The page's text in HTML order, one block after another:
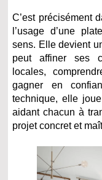
C’est précisément
l’usage d’une
sens. Elle devient
peut affiner ses
locales,
gagner en
technique, elle
aidant chacun à
projet concret et